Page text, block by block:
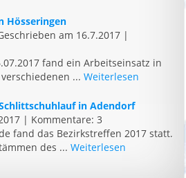
Hösseringen
am 16.7.2017 |
fand ein Arbeitseinsatz in
... Weiterlesen
in Adendorf
| Kommentare: 3
fand das Bezirkstreffen 2017 statt.
des ... Weiterlesen